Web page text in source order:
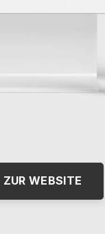
ZUR WEBSITE